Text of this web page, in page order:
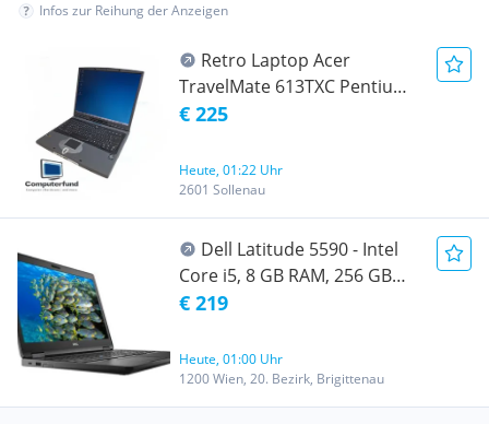
Infos zur Reihung der Anzeigen
Retro Laptop Acer
TravelMate 613TXC Pentium
III 1000 MHz 512 MB 128 GB
€ 225
Heute, 01:22 Uhr
2601 Sollenau
Dell Latitude 5590 - Intel
Core i5, 8 GB RAM, 256 GB
SSD, 15.6" Full HD, Windows
€ 219
Heute, 01:00 Uhr
1200 Wien, 20. Bezirk, Brigittenau